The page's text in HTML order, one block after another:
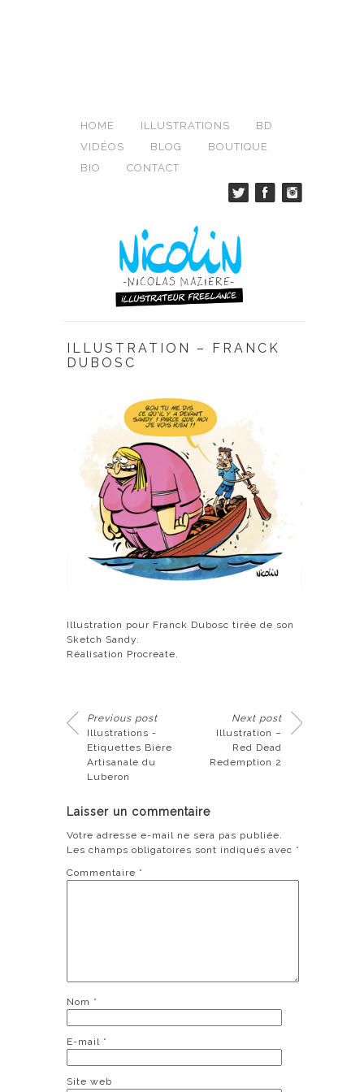
HOME ILLUSTRATIONS
BD
VIDÉOS
BLOG
BOUTIQUE
BIO
CONTACT
ILLUSTRATION – FRANCK
DUBOSC
Illustration pour Franck Dubosc tirée de son
Sketch Sandy.
Réalisation Procreate.
Previous post
Illustrations -
Etiquettes Bière
Artisanale du
Luberon
Next post
Illustration –
Red Dead
Redemption 2
Laisser un commentaire
Votre adresse e-mail ne sera pas publiée.
Les champs obligatoires sont indiqués avec *
Commentaire *
Nom *
E-mail *
Site web